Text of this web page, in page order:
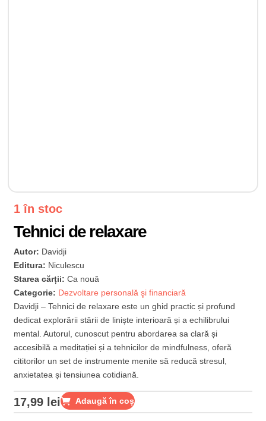
1 în stoc
Tehnici de relaxare
Autor: Davidji
Editura: Niculescu
Starea cărții:Ca nouă
Categorie: Dezvoltare personală şi financiară
Davidji – Tehnici de relaxare este un ghid practic și profund
dedicat explorării stării de liniște interioară și a echilibrului
mental. Autorul, cunoscut pentru abordarea sa clară și
accesibilă a meditației și a tehnicilor de mindfulness, oferă
cititorilor un set de instrumente menite să reducă stresul,
anxietatea și tensiunea cotidiană.
17,99 lei Adaugă în coș